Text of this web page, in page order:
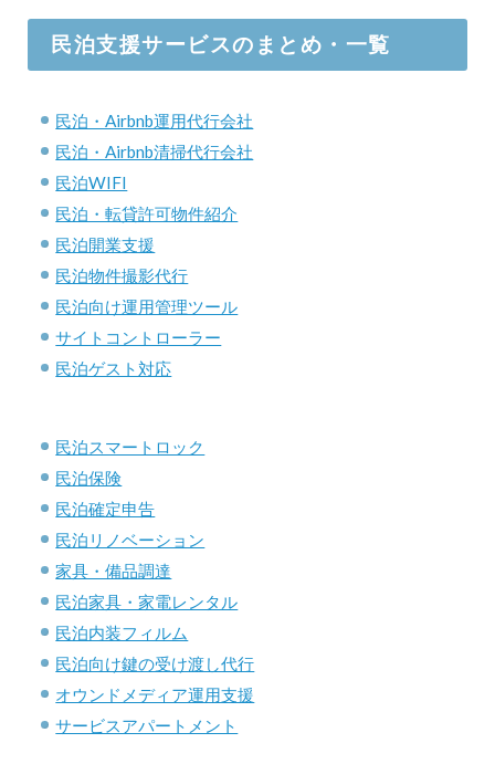
民泊支援サービスのまとめ・一覧
民泊・Airbnb運用代行会社
民泊・Airbnb清掃代行会社
民泊WIFI
民泊・転貸許可物件紹介
民泊開業支援
民泊物件撮影代行
民泊向け運用管理ツール
サイトコントローラー
民泊ゲスト対応
民泊スマートロック
民泊保険
民泊確定申告
民泊リノベーション
家具・備品調達
民泊家具・家電レンタル
民泊内装フィルム
民泊向け鍵の受け渡し代行
オウンドメディア運用支援
サービスアパートメント